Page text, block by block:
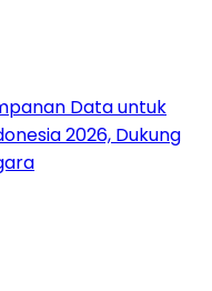
Data untuk
2026, Dukung